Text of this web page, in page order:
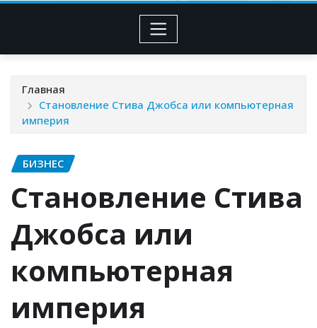
Главная
Становление Стива Джобса или компьютерная
империя
БИЗНЕС
Становление Стива
Джобса или
компьютерная
империя